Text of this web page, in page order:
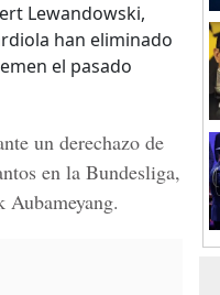
Lewandowski,
han eliminado
el pasado
un derechazo de
en la Bundesliga,
Aubameyang.